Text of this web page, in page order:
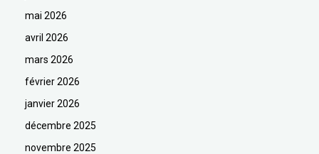
mai 2026
avril 2026
mars 2026
février 2026
janvier 2026
décembre 2025
novembre 2025